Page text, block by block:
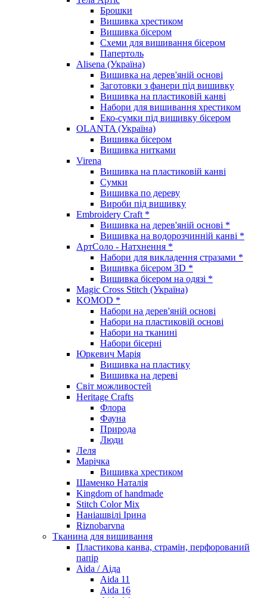
Брошки
Вишивка хрестиком
Вишивка бісером
Схеми для вишивання бісером
Папертоль
Alisena (Україна)
Вишивка на дерев'яній основі
Заготовки з фанери під вишивку
Вишивка на пластиковій канві
Набори для вишивання хрестиком
Еко-сумки під вишивку бісером
OLANTA (Україна)
Вишивка бісером
Вишивка нитками
Virena
Вишивка на пластиковій канві
Сумки
Вишивка по дереву
Вироби під вишивку
Embroidery Craft *
Вишивка на дерев'яній основі *
Вишивка на водорозчинній канві *
АртСоло - Натхнення *
Набори для викладення стразами *
Вишивка бісером 3D *
Вишивка бісером на одязі *
Magic Cross Stitch (Україна)
KOMOD *
Набори на дерев'яній основі
Набори на пластиковій основі
Набори на тканині
Набори бісерні
Юркевич Марія
Вишивка на пластику
Вишивка на дереві
Світ можливостей
Heritage Crafts
Флора
Фауна
Природа
Люди
Леля
Марічка
Вишивка хрестиком
Шаменко Наталія
Kingdom of handmade
Stitch Color Mix
Наніашвілі Ірина
Riznobarvna
Тканина для вишивання
Пластикова канва, страмін, перфорований
папір
Aida / Аіда
Aida 11
Aida 16